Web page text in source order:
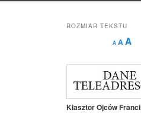
ROZMIAR TEKSTU
A
Decrease
font
A Reset
A
Klasztor Ojców